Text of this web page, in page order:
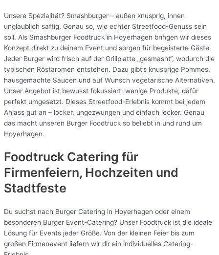
Unsere Spezialität? Smashburger – außen knusprig, innen
unglaublich saftig. Genau so, wie echter Streetfood-Genuss sein
soll. Als Smashburger Foodtruck in Hoyerhagen bringen wir dieses
Konzept direkt zu deinem Event und sorgen für begeisterte Gäste.
Jeder Burger wird frisch auf der Grillplatte „gesmasht“, wodurch die
typischen Röstaromen entstehen. Dazu gibt’s knusprige Pommes,
hausgemachte Saucen und auf Wunsch vegetarische Alternativen.
Unser Angebot ist bewusst fokussiert: wenige Produkte, dafür
perfekt umgesetzt. Dieses Streetfood-Erlebnis kommt bei jedem
Anlass gut an – locker, ungezwungen und einfach lecker. Genau
das macht unseren Burger Foodtruck so beliebt in und rund um
Hoyerhagen.
Foodtruck Catering für
Firmenfeiern, Hochzeiten und
Stadtfeste
Du suchst nach Burger Catering in Hoyerhagen oder einem
besonderen Burger Event-Catering? Unser Foodtruck ist die ideale
Lösung für Events jeder Größe. Von der kleinen Feier bis zum
großen Firmenevent liefern wir dir ein individuelles Catering-